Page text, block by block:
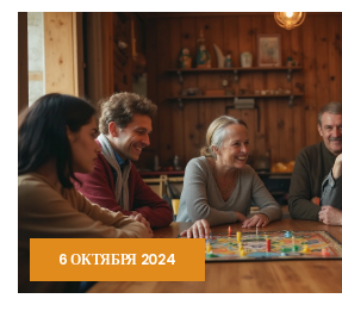
примеры. Также даются советы по
от интересов и предпочтений.
6 ОКТЯБРЯ 2024